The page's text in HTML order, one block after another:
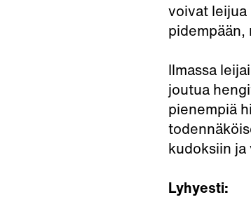
voivat leijua
pidempään,
Ilmassa
joutua
pienempiä
kudoksiin
Lyhyesti: